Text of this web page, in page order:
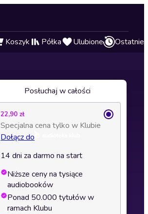
Koszyk Półka Ulubione Ostatnie
Posłuchaj w całości
22,90 zł
Specjalna cena tylko w Klubie
Dołącz do
14 dni za darmo na start
Niższe ceny na tysiące
audiobooków
Ponad 50.000 tytułów w
ramach Klubu